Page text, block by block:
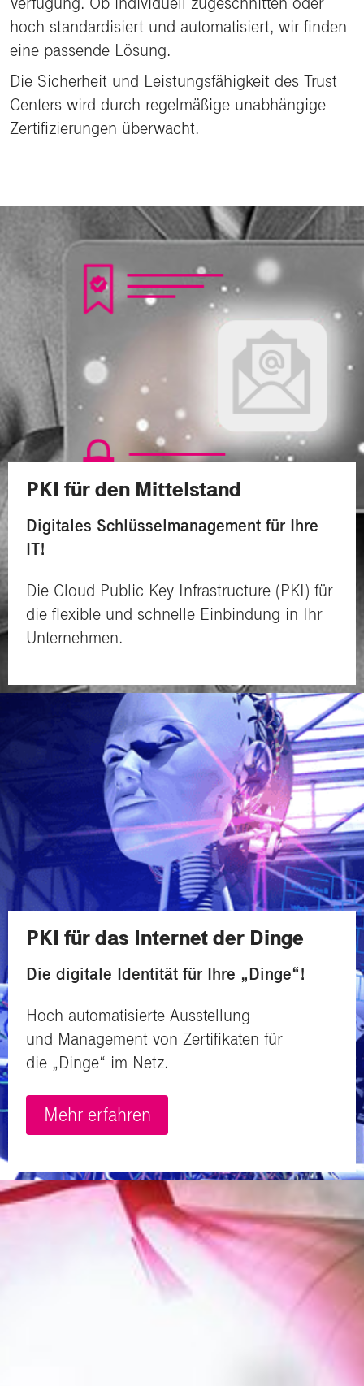
hoch standardisiert und automatisiert, wir finden
eine passende Lösung.
Die Sicherheit und Leistungsfähigkeit des Trust
Centers wird durch regelmäßige unabhängige
Zertifizierungen überwacht.
PKI für den Mittelstand
Digitales Schlüsselmanagement für Ihre
IT!
Die Cloud Public Key Infrastructure (PKI) für
die flexible und schnelle Einbindung in Ihr
Unternehmen.
PKI für das Internet der Dinge
Die digitale Identität für Ihre „Dinge“!
Hoch automatisierte Ausstellung
und Management von Zertifikaten für
die „Dinge“ im Netz.
Mehr erfahren